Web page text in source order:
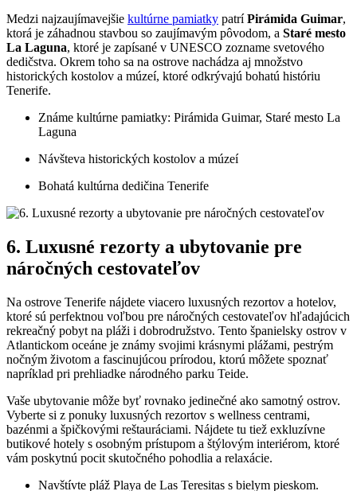
Medzi najzaujímavejšie kultúrne pamiatky patríPirámida Guimar,
ktorá je záhadnou stavbou so zaujímavým pôvodom, a Staré mesto
La Laguna, ktoré je zapísané v UNESCO zozname svetového
dedičstva. Okrem toho sa na ostrove nachádza aj množstvo
historických kostolov a múzeí, ktoré odkrývajú bohatú históriu
Tenerife.
Známe kultúrne pamiatky: Pirámida Guimar, Staré mesto La
Laguna
Návšteva historických kostolov a múzeí
Bohatá kultúrna dedičina Tenerife
6. Luxusné rezorty a ubytovanie pre
náročných cestovateľov
Na ostrove Tenerife nájdete viacero luxusných rezortov a hotelov,
ktoré sú perfektnou voľbou pre náročných cestovateľov hľadajúcich
rekreačný pobyt na pláži i dobrodružstvo. Tento španielsky ostrov v
Atlantickom oceáne je známy svojimi krásnymi plážami, pestrým
nočným životom a fascinujúcou prírodou, ktorú môžete spoznať
napríklad pri prehliadke národného parku Teide.
Vaše ubytovanie môže byť rovnako jedinečné ako samotný ostrov.
Vyberte si z ponuky luxusných rezortov s wellness centrami,
bazénmi a špičkovými reštauráciami. Nájdete tu tiež exkluzívne
butikové hotely s osobným prístupom a štýlovým interiérom, ktoré
vám poskytnú pocit skutočného pohodlia a relaxácie.
Navštívte pláž Playa de Las Teresitas s bielym pieskom.